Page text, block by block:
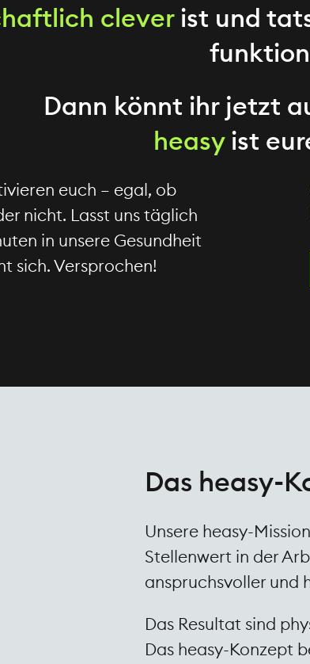
cleverist und
Dann könnt ihr jetzt
heasyist
euch – egal, ob
nicht. Lasst uns täglich
in unsere Gesundheit
sich. Versprochen!
Das heasy-
Unsere heasy-
Stellenwert in der
anspruchsvoller und
Das Resultat sind
Das heasy-Konzept